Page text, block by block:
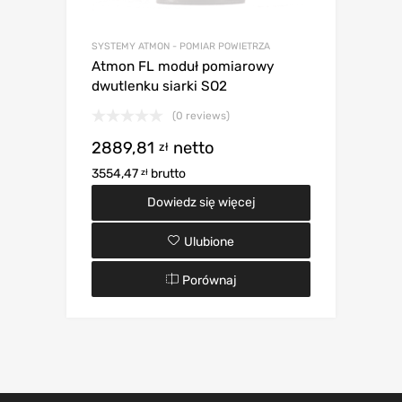
SYSTEMY ATMON - POMIAR POWIETRZA
Atmon FL moduł pomiarowy
dwutlenku siarki SO2
(0 reviews)
2889,81 zł netto
3554,47 zł brutto
Dowiedz się więcej
Ulubione
Porównaj